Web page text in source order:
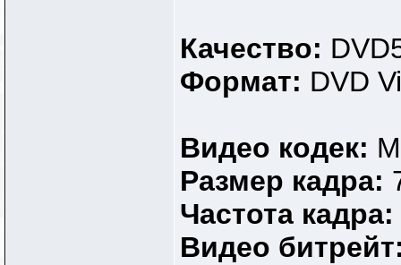
Качество:
Формат: DVD
Видео кодек:
Размер кадра:
Частота кадра:
Видео